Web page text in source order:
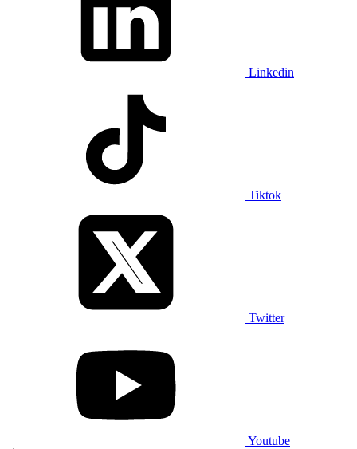
Linkedin
Tiktok
Twitter
Youtube